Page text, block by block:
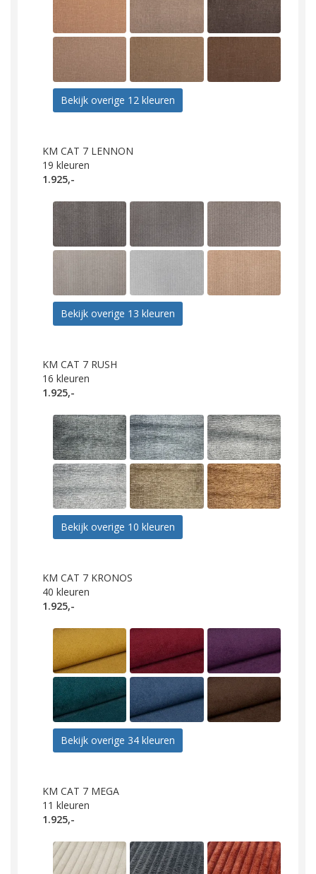
Bekijk overige 12 kleuren
KM CAT 7 LENNON
19 kleuren
1.925,-
Bekijk overige 13 kleuren
KM CAT 7 RUSH
16 kleuren
1.925,-
Bekijk overige 10 kleuren
KM CAT 7 KRONOS
40 kleuren
1.925,-
Bekijk overige 34 kleuren
KM CAT 7 MEGA
11 kleuren
1.925,-